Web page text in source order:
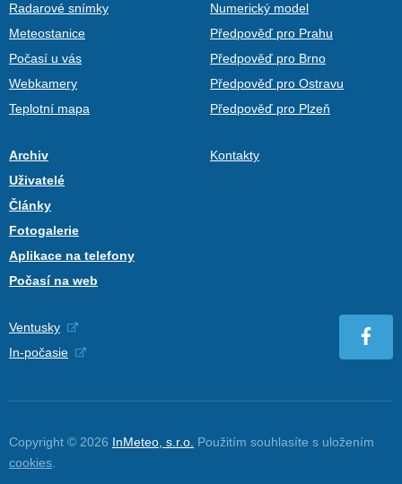
Radarové snímky
Meteostanice
Počasí u vás
Webkamery
Teplotní mapa
Numerický model
Předpověď pro Prahu
Předpověď pro Brno
Předpověď pro Ostravu
Předpověď pro Plzeň
Archiv
Uživatelé
Články
Fotogalerie
Aplikace na telefony
Počasí na web
Kontakty
Ventusky
In-počasie
Copyright © 2026 InMeteo, s.r.o. Použitím souhlasíte s uložením
cookies